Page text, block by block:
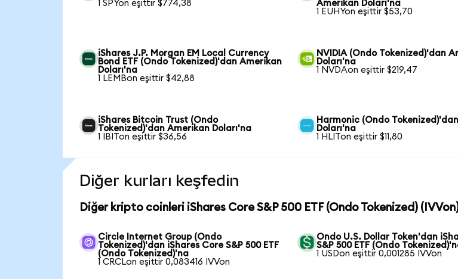
1 SPYon eşittir $774,38
Amerikan Doları'na
1 EUHYon eşittir $53,70
iShares J.P. Morgan EM Local Currency
Bond ETF (Ondo Tokenized)'dan Amerikan
Doları'na
1 LEMBon eşittir $42,88
NVIDIA (Ondo Tokenized)'dan
Doları'na
1 NVDAon eşittir $219,47
iShares Bitcoin Trust (Ondo
Tokenized)'dan Amerikan Doları'na
1 IBITon eşittir $36,56
Harmonic (Ondo
Doları'na
1 HLITon eşittir $11,80
Diğer kurları keşfedin
Diğer kripto coinleri iShares Core S&P 500 ETF (Ondo Tokenized)
Circle Internet Group (Ondo
Tokenized)'dan iShares Core S&P 500 ETF
(Ondo Tokenized)'na
1 CRCLon eşittir 0,083416 IVVon
Ondo U.S. Dollar Token'dan
S&P 500 ETF (Ondo
1 USDon eşittir 0,001285 IVVon